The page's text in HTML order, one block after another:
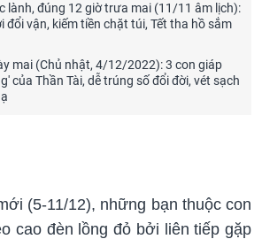
lành, đúng 12 giờ trưa mai (11/11 âm lịch):
đổi vận, kiếm tiền chặt túi, Tết tha hồ sắm
mai (Chủ nhật, 4/12/2022): 3 con giáp
của Thần Tài, dễ trúng số đổi đời, vét sạch
(5-11/12), những bạn thuộc con
cao đèn lồng đỏ bởi liên tiếp gặp